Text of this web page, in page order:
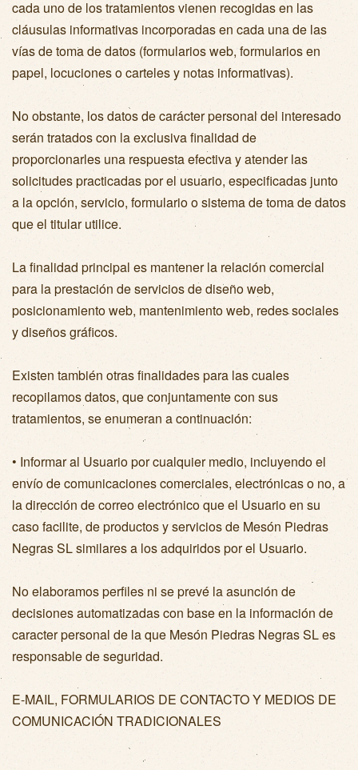
cada uno de los tratamientos vienen recogidas en las
cláusulas informativas incorporadas en cada una de las
vías de toma de datos (formularios web, formularios en
papel, locuciones o carteles y notas informativas).
No obstante, los datos de carácter personal del interesado
serán tratados con la exclusiva finalidad de
proporcionarles una respuesta efectiva y atender las
solicitudes practicadas por el usuario, especificadas junto
a la opción, servicio, formulario o sistema de toma de datos
que el titular utilice.
La finalidad principal es mantener la relación comercial
para la prestación de servicios de diseño web,
posicionamiento web, mantenimiento web, redes sociales
y diseños gráficos.
Existen también otras finalidades para las cuales
recopilamos datos, que conjuntamente con sus
tratamientos, se enumeran a continuación:
• Informar al Usuario por cualquier medio, incluyendo el
envío de comunicaciones comerciales, electrónicas o no, a
la dirección de correo electrónico que el Usuario en su
caso facilite, de productos y servicios de Mesón Piedras
Negras SL similares a los adquiridos por el Usuario.
No elaboramos perfiles ni se prevé la asunción de
decisiones automatizadas con base en la información de
caracter personal de la que Mesón Piedras Negras SL es
responsable de seguridad.
E-MAIL, FORMULARIOS DE CONTACTO Y MEDIOS DE
COMUNICACIÓN TRADICIONALES